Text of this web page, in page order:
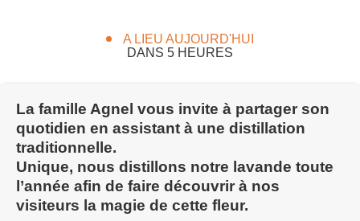
A LIEU AUJOURD'HUI
DANS 5 HEURES
La famille Agnel vous invite à partager son
quotidien en assistant à une distillation
traditionnelle.
Unique, nous distillons notre lavande toute
l’année afin de faire découvrir à nos
visiteurs la magie de cette fleur.